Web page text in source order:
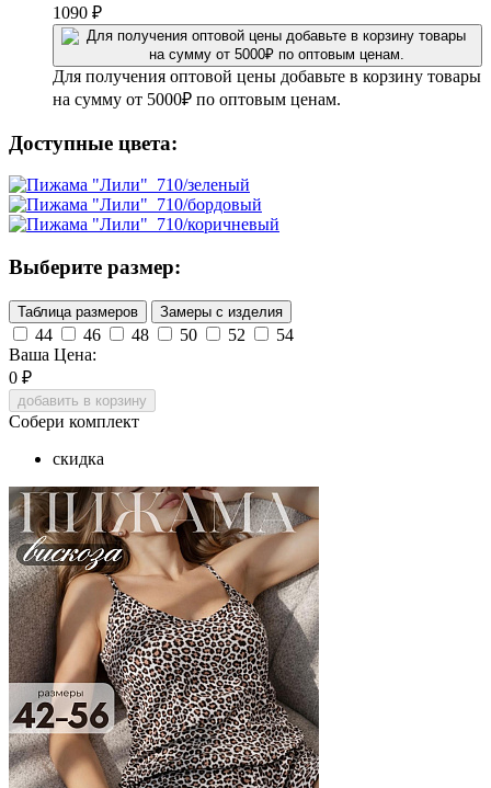
1090 ₽
Для получения оптовой цены добавьте в корзину товары
на сумму от 5000₽ по оптовым ценам.
Доступные цвета:
Выберите размер:
Таблица размеров Замеры с изделия
44 46 48 50 52
54
Ваша Цена:
0 ₽
добавить в корзину
Собери комплект
скидка